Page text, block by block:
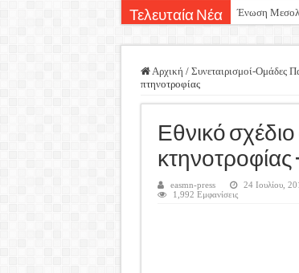
Τελευταία Νέα Ένωση
Καλά
Tακτική
Η περίοδος
Αρχική / Συνεταιρισμοί-Ομάδες
πτηνοτροφίας
Εθνικό
easmn-press 24 Ιουλίου,
1,992 Εμφανίσεις